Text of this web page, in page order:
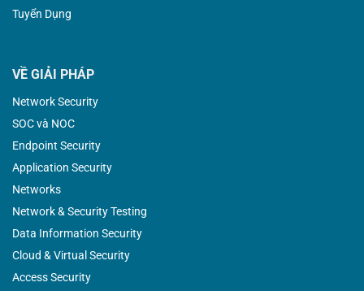
Tuyển Dụng
VỀ GIẢI PHÁP
Network Security
SOC và NOC
Endpoint Security
Application Security
Networks
Network & Security Testing
Data Information Security
Cloud & Virtual Security
Access Security